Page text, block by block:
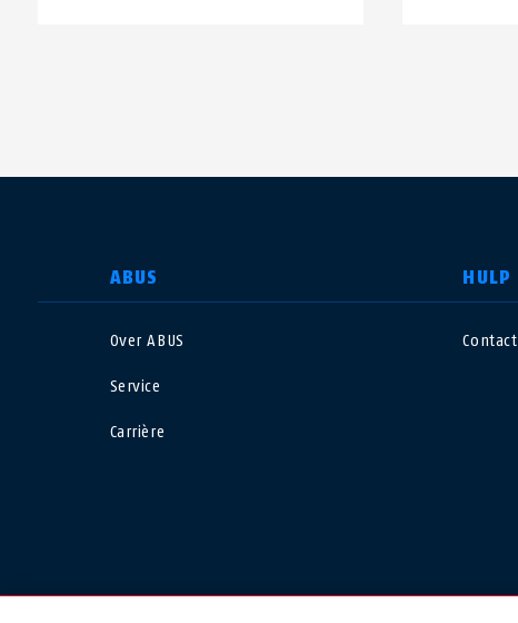
ABUS
Over ABUS
Service
Carrière
HULP
Contact
LAND SELECTEREN
Canada